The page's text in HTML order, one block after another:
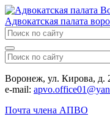
Адвокатская палата
Воронеж, ул. Кирова, д.
e-mail:
Почта члена АПВО